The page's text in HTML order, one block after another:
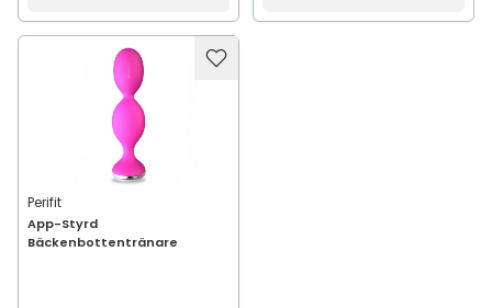
Perifit
App-Styrd
Bäckenbottentränare